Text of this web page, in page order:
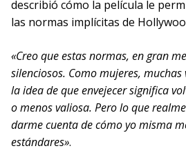
describió cómo la película le
las normas implícitas de
«Creo que estas normas, en gran
silenciosos. Como mujeres,
la idea de que envejecer significa
o menos valiosa. Pero lo que
darme cuenta de cómo yo misma
estándares».